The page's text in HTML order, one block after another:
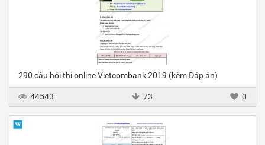
290 câu hỏi thi online Vietcombank 2019 (kèm Đáp án)
44543 73 0